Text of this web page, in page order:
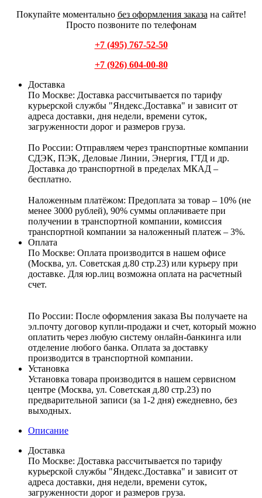
Покупайте моментально без оформления заказа на сайте!
Просто позвоните по телефонам
+7 (495) 767-52-50
+7 (926) 604-00-80
Доставка
По Москве: Доставка рассчитывается по тарифу
курьерской службы "Яндекс.Доставка" и зависит от
адреса доставки, дня недели, времени суток,
загруженности дорог и размеров груза.
По России: Отправляем через транспортные компании
СДЭК, ПЭК, Деловые Линии, Энергия, ГТД и др.
Доставка до транспортной в пределах МКАД –
бесплатно.
Наложенным платёжом: Предоплата за товар – 10% (не
менее 3000 рублей), 90% суммы оплачиваете при
получении в транспортной компании, комиссия
транспортной компании за наложенный платеж – 3%.
Оплата
По Москве: Оплата производится в нашем офисе
(Москва, ул. Советская д.80 стр.23) или курьеру при
доставке. Для юр.лиц возможна оплата на расчетный
счет.
По России: После оформления заказа Вы получаете на
эл.почту договор купли-продажи и счет, который можно
оплатить через любую систему онлайн-банкинга или
отделение любого банка. Оплата за доставку
производится в транспортной компании.
Установка
Установка товара производится в нашем сервисном
центре (Москва, ул. Советская д.80 стр.23) по
предварительной записи (за 1-2 дня) ежедневно, без
выходных.
Описание
Доставка
По Москве: Доставка рассчитывается по тарифу
курьерской службы "Яндекс.Доставка" и зависит от
адреса доставки, дня недели, времени суток,
загруженности дорог и размеров груза.